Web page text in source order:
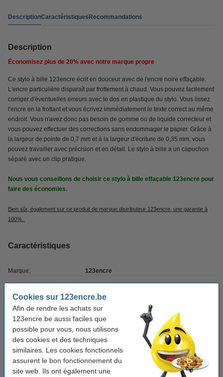
Cookies sur 123encre.be
Afin de rendre les achats sur
123encre.be aussi faciles que
possible pour vous, nous utilisons
des cookies et des techniques
similaires. Les cookies fonctionnels
assurent le bon fonctionnement du
site web. Ils ont également une
DescriptionCaractéristiquesRecommandations
Description
Économisez plus de 20% avec notre marque propre
Ce stylo à bille 123encre écrit en douceur avec de l'encre noire effaçable.
L'encre particulière disparaît par frottement à chaud. Vous pouvez facilement
corriger d'éventuelles erreurs avec le dos en plastique du stylo. Vous lissez
l'encre en la frottant et vous écrivez immédiatement le texte correct au même
endroit. Vous n'avez donc pas besoin de gomme ou de liquide correcteur et
vous pouvez effectuer des corrections sans endommager le papier. Grâce à
la largeur de pointe de 0,7 mm et à la largeur d'écriture de 0,35 mm, vous
pouvez travailler avec précision et en détail. Le stylo à bille a un capuchon
séparé avec un clip pratique.
Nous vous conseillons de choisir ce stylo à bille effaçable 123encre pour
faire des économies.
Bien sûr, également sur ce produit de marque distributeur 123encre, une garantie à
100%.
Caractéristiques
Marque: 123encre
Largeur d'écriture: 0,35 mm
Clip: oui
Rechargeable: oui
Nombre: 1 pièce